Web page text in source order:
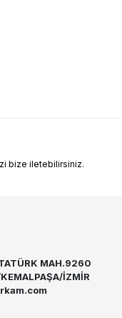
bize iletebilirsiniz.
MAH.9260
İZMİR